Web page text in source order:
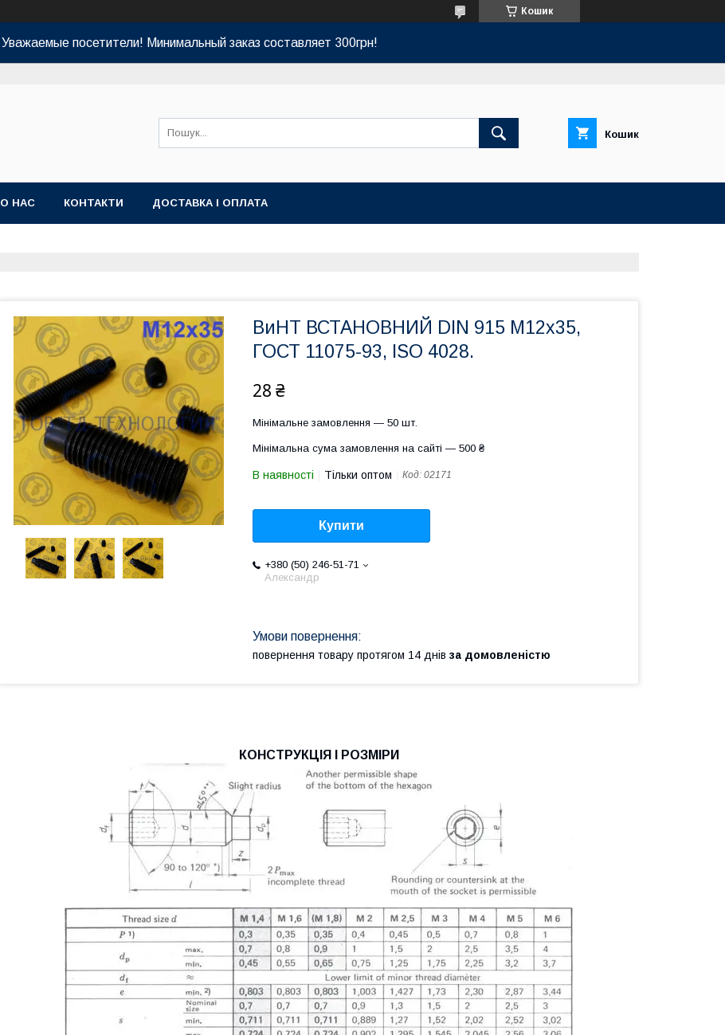
Кошик
Уважаемые посетители! Минимальный заказ составляет 300грн!
Кошик
О НАС КОНТАКТИ ДОСТАВКА І ОПЛАТА
ВиНТ ВСТАНОВНИЙ DIN 915 М12х35,
ГОСТ 11075-93, ISO 4028.
28 ₴
Мінімальне замовлення — 50 шт.
Мінімальна сума замовлення на сайті — 500 ₴
В наявності Тільки оптом Код: 02171
Купити
+380 (50) 246-51-71
Александр
повернення товару протягом 14 днів за домовленістю
КОНСТРУКЦІЯ І РОЗМІРИ